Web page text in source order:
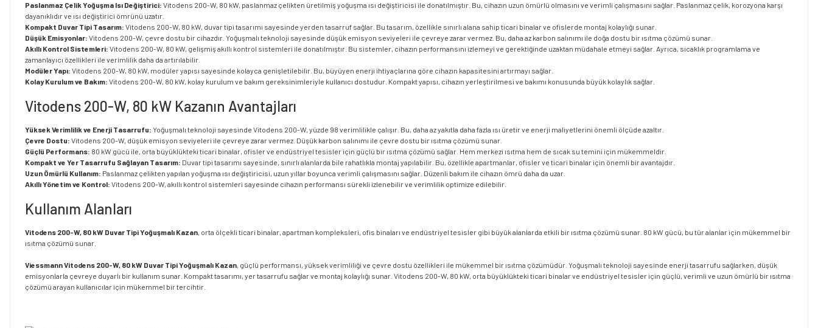
Paslanmaz Çelik Yoğuşma Isı Değiştirici: Vitodens 200-W, 80 kW, paslanmaz çelikten üretilmiş yoğuşma ısı değiştiricisi ile donatılmıştır. Bu, cihazın uzun ömürlü olmasını ve verimli çalışmasını sağlar. Paslanmaz çelik, korozyona karşı
dayanıklıdır ve ısı değiştirici ömrünü uzatır.
Kompakt Duvar Tipi Tasarım: Vitodens 200-W, 80 kW, duvar tipi tasarımı sayesinde yerden tasarruf sağlar. Bu tasarım, özellikle sınırlı alana sahip ticari binalar ve ofislerde montaj kolaylığı sunar.
Düşük Emisyonlar: Vitodens 200-W, çevre dostu bir cihazdır. Yoğuşmalı teknoloji sayesinde düşük emisyon seviyeleri ile çevreye zarar vermez. Bu, daha az karbon salınımı ile doğa dostu bir ısıtma çözümü sunar.
Akıllı Kontrol Sistemleri: Vitodens 200-W, 80 kW, gelişmiş akıllı kontrol sistemleri ile donatılmıştır. Bu sistemler, cihazın performansını izlemeyi ve gerektiğinde uzaktan müdahale etmeyi sağlar. Ayrıca, sıcaklık programlama ve
zamanlayıcı özellikleri ile verimlilik daha da artırılabilir.
Modüler Yapı: Vitodens 200-W, 80 kW, modüler yapısı sayesinde kolayca genişletilebilir. Bu, büyüyen enerji ihtiyaçlarına göre cihazın kapasitesini artırmayı sağlar.
Kolay Kurulum ve Bakım: Vitodens 200-W, 80 kW, kolay kurulum ve bakım gereksinimleriyle kullanıcı dostudur. Kompakt yapısı, cihazın yerleştirilmesi ve bakımı konusunda büyük kolaylık sağlar.
Vitodens 200-W, 80 kW Kazanın Avantajları
Yüksek Verimlilik ve Enerji Tasarrufu: Yoğuşmalı teknoloji sayesinde Vitodens 200-W, yüzde 98 verimlilikle çalışır. Bu, daha az yakıtla daha fazla ısı üretir ve enerji maliyetlerini önemli ölçüde azaltır.
Çevre Dostu: Vitodens 200-W, düşük emisyon seviyeleri ile çevreye zarar vermez. Düşük karbon salınımı ile çevre dostu bir ısıtma çözümü sunar.
Güçlü Performans: 80 kW gücü ile, orta büyüklükteki ticari binalar, ofisler ve endüstriyel tesisler için güçlü bir ısıtma çözümü sağlar. Hem merkezi ısıtma hem de sıcak su temini için mükemmeldir.
Kompakt ve Yer Tasarrufu Sağlayan Tasarım: Duvar tipi tasarımı sayesinde, sınırlı alanlarda bile rahatlıkla montaj yapılabilir. Bu, özellikle apartmanlar, ofisler ve ticari binalar için önemli bir avantajdır.
Uzun Ömürlü Kullanım: Paslanmaz çelikten yapılan yoğuşma ısı değiştiricisi, uzun yıllar boyunca verimli çalışmasını sağlar. Düzenli bakım ile cihazın ömrü daha da uzar.
Akıllı Yönetim ve Kontrol: Vitodens 200-W, akıllı kontrol sistemleri sayesinde cihazın performansı sürekli izlenebilir ve verimlilik optimize edilebilir.
Kullanım Alanları
Vitodens 200-W, 80 kW Duvar Tipi Yoğuşmalı Kazan, orta ölçekli ticari binalar, apartman kompleksleri, ofis binaları ve endüstriyel tesisler gibi büyük alanlarda etkili bir ısıtma çözümü sunar. 80 kW gücü, bu tür alanlar için mükemmel bir
ısıtma çözümü sunar.
Viessmann Vitodens 200-W, 80 kW Duvar Tipi Yoğuşmalı Kazan, güçlü performansı, yüksek verimliliği ve çevre dostu özellikleri ile mükemmel bir ısıtma çözümüdür. Yoğuşmalı teknoloji sayesinde enerji tasarrufu sağlarken, düşük
emisyonlarla çevreye duyarlı bir kullanım sunar. Kompakt tasarımı, yer tasarrufu sağlar ve montaj kolaylığı sunar. Vitodens 200-W, 80 kW, orta büyüklükteki ticari binalar ve endüstriyel tesisler için güçlü, verimli ve uzun ömürlü bir ısıtma
çözümü arayan kullanıcılar için mükemmel bir tercihtir.